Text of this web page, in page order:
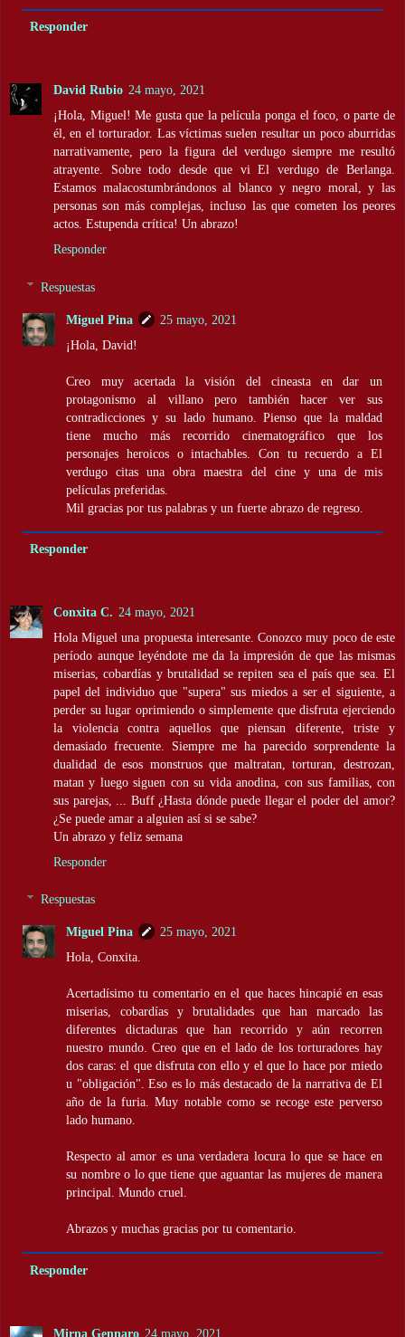
Responder
David Rubio 24 mayo, 2021
¡Hola, Miguel! Me gusta que la película ponga el foco, o parte de
él, en el torturador. Las víctimas suelen resultar un poco aburridas
narrativamente, pero la figura del verdugo siempre me resultó
atrayente. Sobre todo desde que vi El verdugo de Berlanga.
Estamos malacostumbrándonos al blanco y negro moral, y las
personas son más complejas, incluso las que cometen los peores
actos. Estupenda crítica! Un abrazo!
Responder
Respuestas
Miguel Pina
25 mayo, 2021
¡Hola, David!
Creo muy acertada la visión del cineasta en dar un
protagonismo al villano pero también hacer ver sus
contradicciones y su lado humano. Pienso que la maldad
tiene mucho más recorrido cinematográfico que los
personajes heroicos o intachables. Con tu recuerdo a El
verdugo citas una obra maestra del cine y una de mis
películas preferidas.
Mil gracias por tus palabras y un fuerte abrazo de regreso.
Responder
Conxita C. 24 mayo, 2021
Hola Miguel una propuesta interesante. Conozco muy poco de este
período aunque leyéndote me da la impresión de que las mismas
miserias, cobardías y brutalidad se repiten sea el país que sea. El
papel del individuo que "supera" sus miedos a ser el siguiente, a
perder su lugar oprimiendo o simplemente que disfruta ejerciendo
la violencia contra aquellos que piensan diferente, triste y
demasiado frecuente. Siempre me ha parecido sorprendente la
dualidad de esos monstruos que maltratan, torturan, destrozan,
matan y luego siguen con su vida anodina, con sus familias, con
sus parejas, ... Buff ¿Hasta dónde puede llegar el poder del amor?
¿Se puede amar a alguien así si se sabe?
Un abrazo y feliz semana
Responder
Respuestas
Miguel Pina
25 mayo, 2021
Hola, Conxita.
Acertadísimo tu comentario en el que haces hincapié en esas
miserias, cobardías y brutalidades que han marcado las
diferentes dictaduras que han recorrido y aún recorren
nuestro mundo. Creo que en el lado de los torturadores hay
dos caras: el que disfruta con ello y el que lo hace por miedo
u "obligación". Eso es lo más destacado de la narrativa de El
año de la furia. Muy notable como se recoge este perverso
lado humano.
Respecto al amor es una verdadera locura lo que se hace en
su nombre o lo que tiene que aguantar las mujeres de manera
principal. Mundo cruel.
Abrazos y muchas gracias por tu comentario.
Responder
Mirna Gennaro 24 mayo, 2021